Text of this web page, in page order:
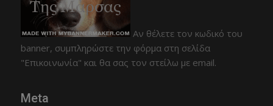
Αν θέλετε τον κωδικό του
banner, συμπληρώστε την φόρμα στη σελίδα
"Επικοινωνία" και θα σας τον στείλω με email.
Meta